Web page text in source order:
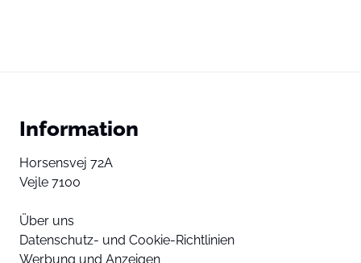
Information
Horsensvej 72A
Vejle 7100
Über uns
Datenschutz- und Cookie-Richtlinien
Werbung und Anzeigen